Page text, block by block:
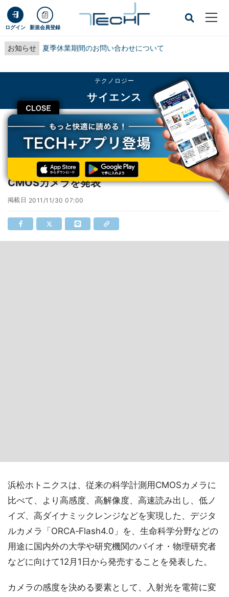
ログイン 新規会員登録
お知らせ 夏季休業期間のお問い合わせについて
CLOSE
テクノロジー
サイエンス
TECH+ テクノロジー
サイエンス
浜ホト、400万画素を実現した科学計測用CMOSカメラを発表
浜ホト、400万画素を実現した科学計測用
CMOSカメラを発表
掲載日 2011/11/30 07:00
浜松ホトニクスは、従来の科学計測用CMOSカメラに
比べて、より高感度、高解像度、高速読み出し、低ノ
イズ、高ダイナミックレンジなどを実現した、デジタ
ルカメラ「ORCA‐Flash4.0」を、生命科学分野などの
用途に国内外の大学や研究機関のバイオ・物理研究者
などに向けて12月1日から発売することを発表した。
カメラの感度を決める要素として、入射光を電荷に変